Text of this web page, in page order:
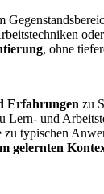
, ohne
Erfahrungen zu
Lern- und
zu typischen
gelernten